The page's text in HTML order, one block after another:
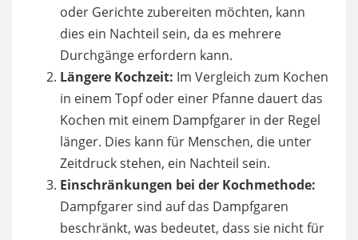
oder Gerichte zubereiten möchten, kann
dies ein Nachteil sein, da es mehrere
Durchgänge erfordern kann.
Längere Kochzeit: Im Vergleich zum Kochen
in einem Topf oder einer Pfanne dauert das
Kochen mit einem Dampfgarer in der Regel
länger. Dies kann für Menschen, die unter
Zeitdruck stehen, ein Nachteil sein.
Einschränkungen bei der Kochmethode:
Dampfgarer sind auf das Dampfgaren
beschränkt, was bedeutet, dass sie nicht für